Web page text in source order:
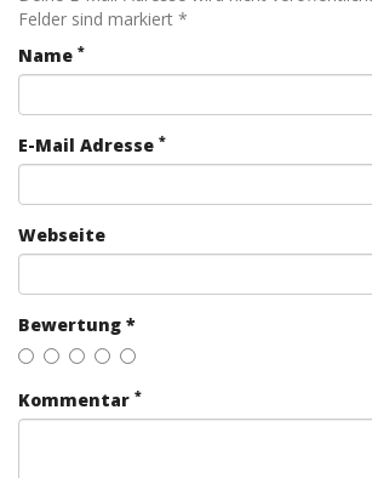
Felder sind markiert *
Name *
E-Mail Adresse *
Webseite
Bewertung *
Kommentar *